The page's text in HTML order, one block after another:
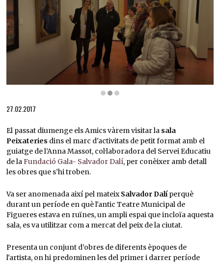
27.02.2017
El passat diumenge els Amics vàrem visitar la sala
Peixateries dins el marc d'activitats de petit format amb el
guiatge de l’Anna Massot, col·laboradora del Servei Educatiu
de laFundació Gala- Salvador Dalí, per conèixer amb detall
les obres que s’hi troben.
Va ser anomenada així pel mateixSalvador Dalí perquè
durant un període en què l'antic Teatre Municipal de
Figueres estava en ruïnes, un ampli espai que incloïa aquesta
sala, es va utilitzar com a mercat del peix de la ciutat.
Presenta un conjunt d’obres de diferents èpoques de
l'artista, on hi predominen les del primer i darrer període